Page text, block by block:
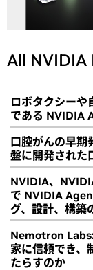
All NVIDIA
ロボタクシーや
である NVIDIA
口腔がんの早期
盤に開発された
NVIDIA、
で NVIDIA
グ、設計、構築
Nemotron
家に信頼でき、
たらすのか